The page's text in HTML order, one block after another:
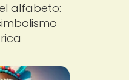
alfabeto: